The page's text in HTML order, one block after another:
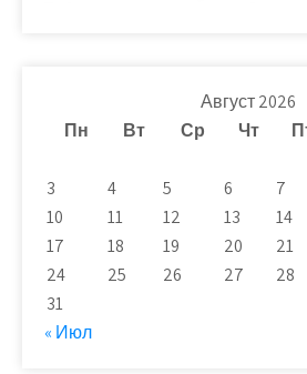
Август 2026
Пн
Вт Ср Чт
3
4 5 6 7
10
11 12 13 14
17
18 19 20 21
24
25 26 27 28
31
« Июл